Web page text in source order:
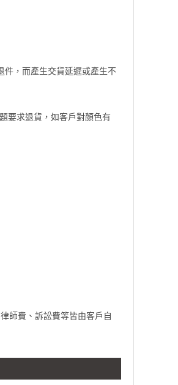
件，而產生交貨延遲或產生不
要求退貨，如客戶對顏色有
師費、訴訟費等皆由客戶自